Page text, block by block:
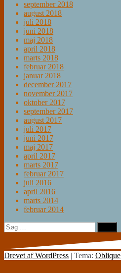
september 2018
august 2018
juli 2018
juni 2018
maj 2018
april 2018
marts 2018
februar 2018
januar 2018
december 2017
november 2017
oktober 2017
september 2017
august 2017
juli 2017
juni 2017
maj 2017
april 2017
marts 2017
februar 2017
juli 2016
april 2016
marts 2014
februar 2014
Søg
efter:
Drevet af WordPress | Tema: Oblique